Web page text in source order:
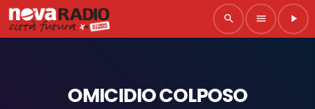
search menu play_arrow
OMICIDIO COLPOSO